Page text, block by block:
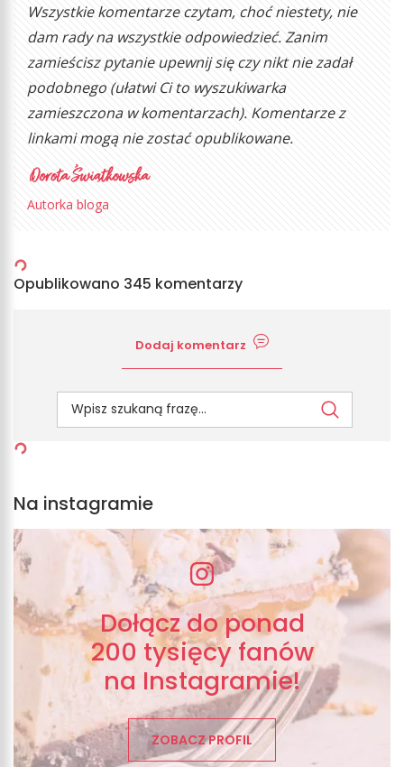
Wszystkie komentarze czytam, choć niestety, nie
dam rady na wszystkie odpowiedzieć. Zanim
zamieścisz pytanie upewnij się czy nikt nie zadał
podobnego (ułatwi Ci to wyszukiwarka
zamieszczona w komentarzach). Komentarze z
linkami mogą nie zostać opublikowane.
Autorka bloga
Opublikowano 345 komentarzy
Dodaj komentarz
Na instagramie
Dołącz do ponad
200 tysięcy fanów
na Instagramie!
ZOBACZ PROFIL